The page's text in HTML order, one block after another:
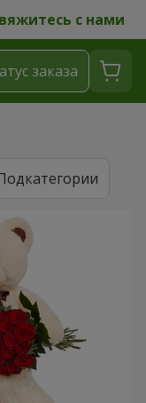
с нами
заказа